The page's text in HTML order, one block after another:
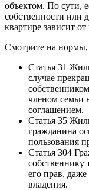
объектом. По сути,
собственности или
квартире зависит
Смотрите на
Статья 31
случае
членом семьи
соглашением.
Статья 35
гражданина
пользования
Статья 304
собственнику
его прав,
владения.